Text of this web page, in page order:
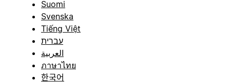
Suomi
Svenska
Tiếng Việt
עברית
العربية
ภาษาไทย
한국어